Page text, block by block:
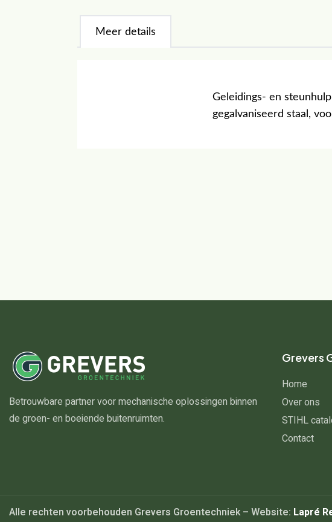
Meer details
Geleidings- en
gegalvaniseerd staal,
Betrouwbare partner voor mechanische oplossingen binnen
de groen- en boeiende buitenruimten.
Grevers
Home
Over ons
STIHL
Contact
Alle rechten voorbehouden Grevers Groentechniek – Website: Lapré